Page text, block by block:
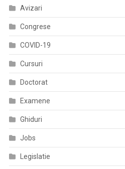
Avizari
Congrese
COVID-19
Cursuri
Doctorat
Examene
Ghiduri
Jobs
Legislatie